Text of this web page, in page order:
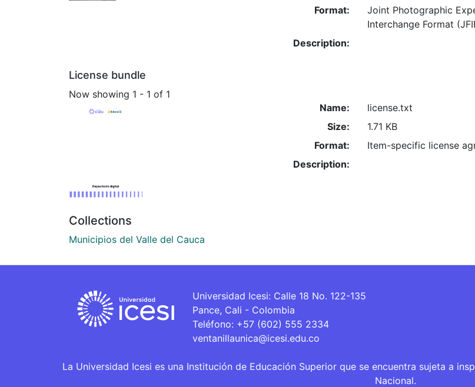
Format:
Joint Photographic
Interchange Format
Description:
License bundle
Now showing 1 - 1 of 1
Name:
license.txt
Size:
1.71 KB
Format:
Item-specific license
Description:
Collections
Municipios del Valle del Cauca
Universidad Icesi: Calle 18 No. 122-135
Pance, Cali - Colombia
Teléfono: +57 (602) 555 2334
ventanillaunica@icesi.edu.co
La Universidad Icesi es una Institución de Educación Superior que se encuentra sujeta a
Nacional.